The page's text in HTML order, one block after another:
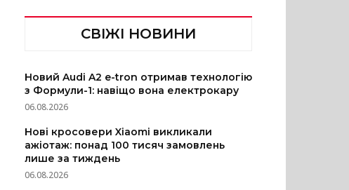
СВІЖІ НОВИНИ
Новий Audi A2 e-tron отримав технологію
з Формули-1: навіщо вона електрокару
06.08.2026
Нові кросовери Xiaomi викликали
ажіотаж: понад 100 тисяч замовлень
лише за тиждень
06.08.2026